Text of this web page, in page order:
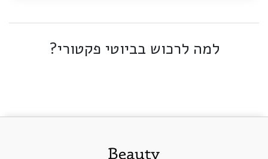
למה לרכוש בביוטי פקטורי?